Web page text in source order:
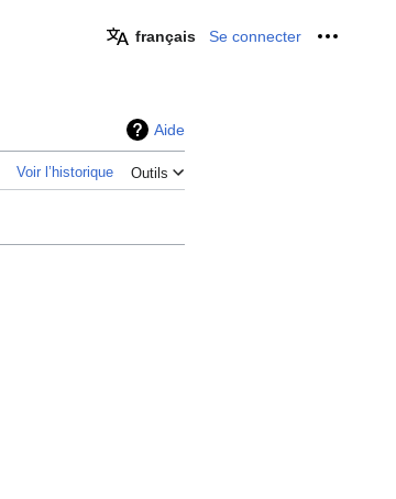
français Se connecter Outils
Aide
Voir l’historique Outils